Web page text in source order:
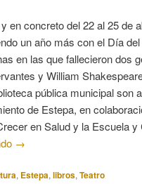
en concreto del 22 al 25 de
un año más con el Día
en las que fallecieron dos
y William
pública municipal son
de Estepa, en
en Salud y la Escuela y
→
, Estepa, libros, Teatro